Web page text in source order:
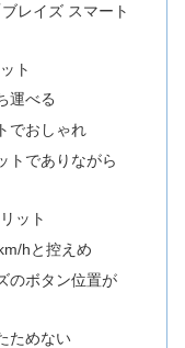
レイズ スマート
ト
運べる
でおしゃれ
トでありながら
ット
hと控えめ
のボタン位置が
ためない